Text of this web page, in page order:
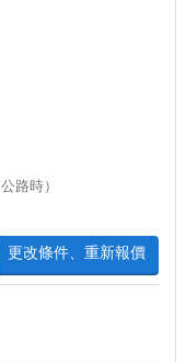
路時）
更改條件、重新報價